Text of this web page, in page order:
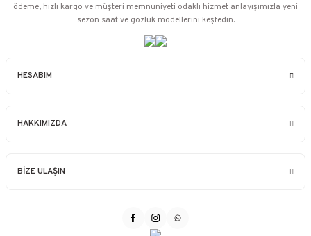
HESABIM
HAKKIMIZDA
BİZE ULAŞIN
ödeme, hızlı kargo ve müşteri memnuniyeti odaklı hizmet anlayışımızla yeni
sezon saat ve gözlük modellerini keşfedin.